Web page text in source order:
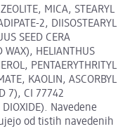
MICA, STEARYL
2, DIISOSTEARYL
SEED CERA
WAX), HELIANTHUS
PENTAERYTHRITYL
KAOLIN, ASCORBYL
7), CI 77742
DIOXIDE). Navedene
od tistih navedenih